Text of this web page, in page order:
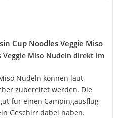
Cup Noodles Veggie Miso
Veggie Miso Nudeln direkt im
Nudeln können laut
zubereitet werden. Die
für einen Campingausflug
Geschirr dabei haben.